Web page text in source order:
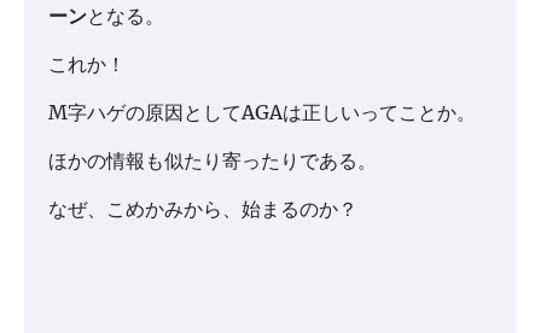
ーンとなる。
これか！
M字ハゲの原因としてAGAは正しいってことか。
ほかの情報も似たり寄ったりである。
なぜ、こめかみから、始まるのか？